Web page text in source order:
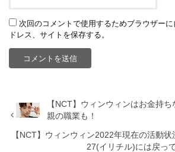
次回のコメントで使用するためブラウザー
ドレス、サイトを保存する。
【NCT】ウィンウィンはお金持
親の職業も！
【NCT】ウィンウィン2022年現在の活動状
27(イリチル)には戻っ